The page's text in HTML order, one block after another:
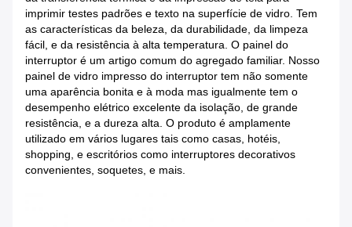
imprimir testes padrões e texto na superfície de vidro. Tem
as características da beleza, da durabilidade, da limpeza
fácil, e da resistência à alta temperatura. O painel do
interruptor é um artigo comum do agregado familiar. Nosso
painel de vidro impresso do interruptor tem não somente
uma aparência bonita e à moda mas igualmente tem o
desempenho elétrico excelente da isolação, de grande
resistência, e a dureza alta. O produto é amplamente
utilizado em vários lugares tais como casas, hotéis,
shopping, e escritórios como interruptores decorativos
convenientes, soquetes, e mais.